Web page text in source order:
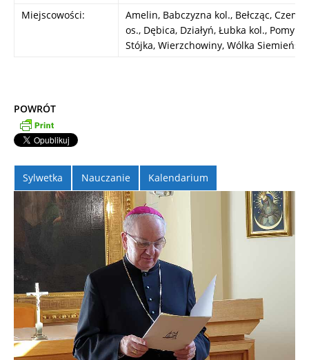
Miejscowości:
Amelin, Babczyzna kol., Bełcząc,
os., Dębica, Działyń, Łubka kol.,
Stójka, Wierzchowiny, Wólka
POWRÓT
Sylwetka Nauczanie Kalendarium